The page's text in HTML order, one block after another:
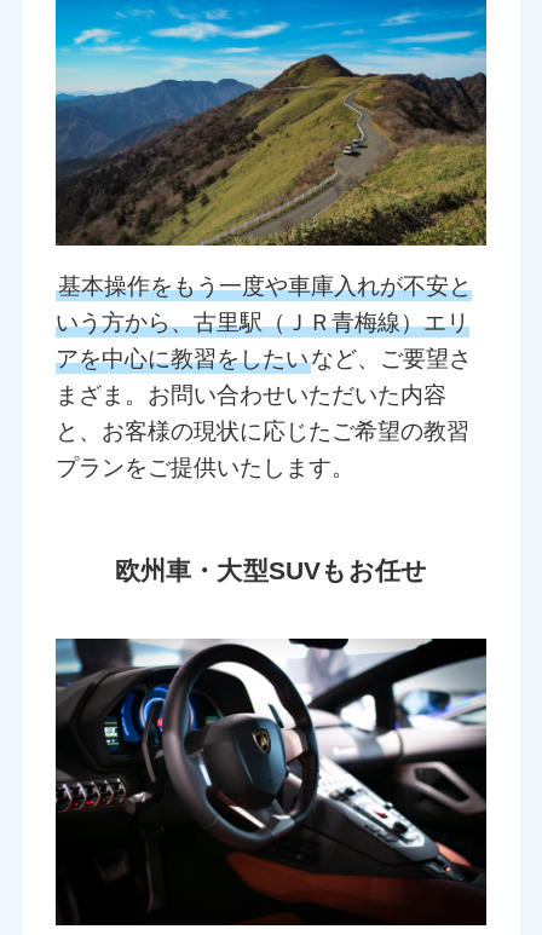
基本操作をもう一度や車庫入れが不安と
いう方から、古里駅（ＪＲ青梅線）エリ
アを中心に教習をしたいなど、ご要望さ
まざま。お問い合わせいただいた内容
と、お客様の現状に応じたご希望の教習
プランをご提供いたします。
欧州車・大型SUVもお任せ